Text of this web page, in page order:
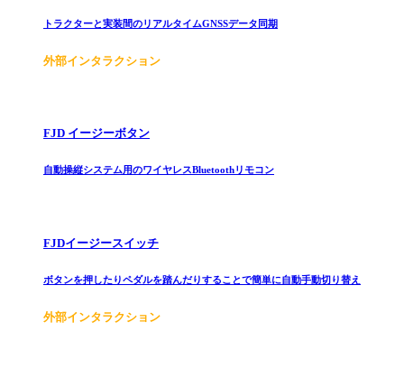
トラクターと実装間のリアルタイムGNSSデータ同期
外部インタラクション
FJD イージーボタン
自動操縦システム用のワイヤレスBluetoothリモコン
FJDイージースイッチ
ボタンを押したりペダルを踏んだりすることで簡単に自動手動切り替え
外部インタラクション